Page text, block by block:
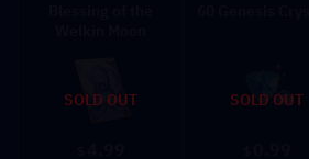
SOLD OUT SOLD OUT